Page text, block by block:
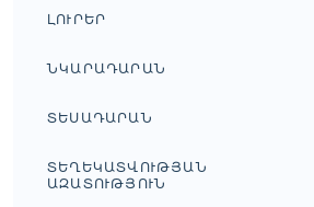
ԼՈՒՐԵՐ
ՆԿԱՐԱԴԱՐԱՆ
ՏԵՍԱԴԱՐԱՆ
ՏԵՂԵԿԱՏՎՈՒԹՅԱՆ
ԱԶԱՏՈՒԹՅՈՒՆ